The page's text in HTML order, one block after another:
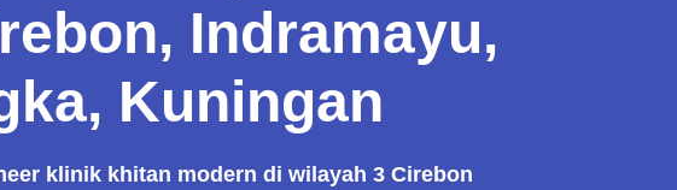
Indramayu,
Kuningan
klinik khitan modern di wilayah 3 Cirebon